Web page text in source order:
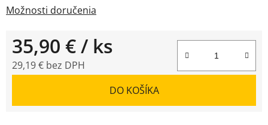
Možnosti doručenia
35,90 €/ ks
29,19 € bez DPH
DO KOŠÍKA